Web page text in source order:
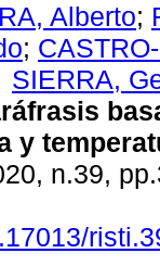
Alberto;
;
SIERRA,
y
n.39,